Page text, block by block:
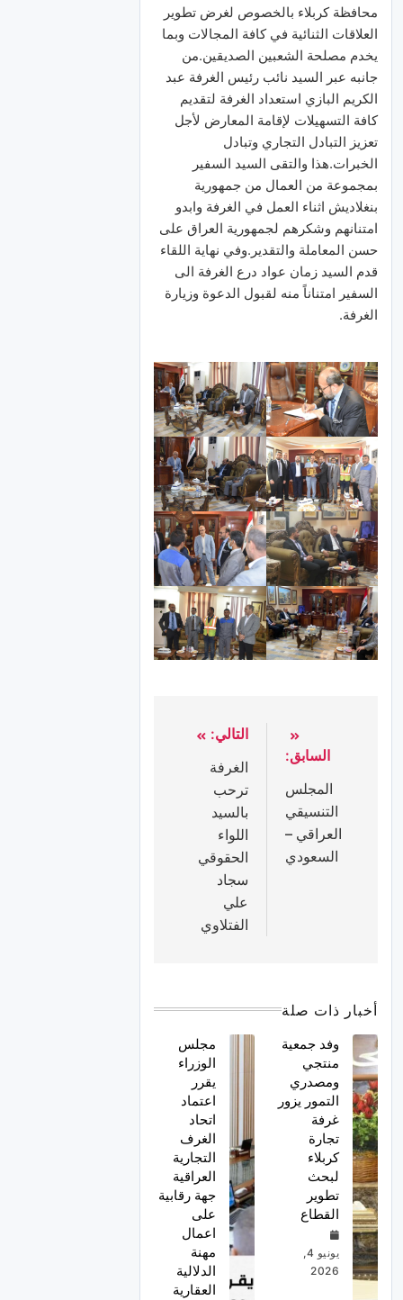
محافظة كربلاء بالخصوص لغرض تطوير
العلاقات الثنائية في كافة المجالات وبما
يخدم مصلحة الشعبين الصديقين.من
جانبه عبر السيد نائب رئيس الغرفة عبد
الكريم البازي استعداد الغرفة لتقديم
كافة التسهيلات لإقامة المعارض لأجل
تعزيز التبادل التجاري وتبادل
الخبرات.هذا والتقى السيد السفير
بمجموعة من العمال من جمهورية
بنغلاديش اثناء العمل في الغرفة وابدو
امتنانهم وشكرهم لجمهورية العراق على
حسن المعاملة والتقدير.وفي نهاية اللقاء
قدم السيد زمان عواد درع الغرفة الى
السفير امتناناً منه لقبول الدعوة وزيارة
الغرفة.
السابق:
المجلس
التنسيقي
العراقي –
السعودي
التالي:
الغرفة
ترحب
بالسيد
اللواء
الحقوقي
سجاد
علي
الفتلاوي
أخبار ذات صلة
وفد جمعية
منتجي
ومصدري
التمور يزور
غرفة
تجارة
كربلاء
لبحث
تطوير
القطاع
يونيو 4,
2026
مجلس
الوزراء
يقرر
اعتماد
اتحاد
الغرف
التجارية
العراقية
جهة رقابية
على
اعمال
مهنة
الدلالية
العقارية